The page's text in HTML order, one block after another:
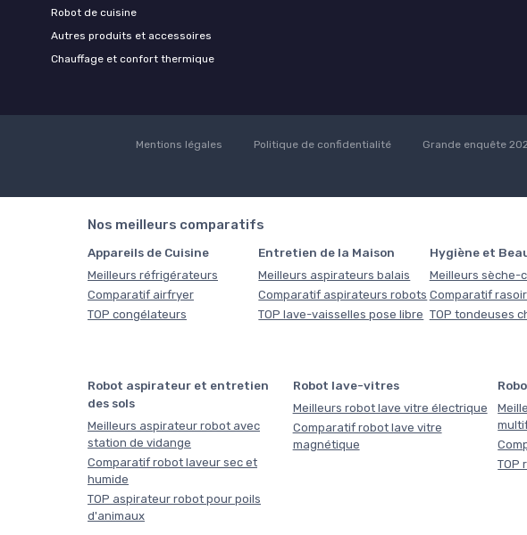
Robot de cuisine
Autres produits et accessoires
Chauffage et confort thermique
Mentions légales Politique de confidentialité Grande enquête
Nos meilleurs comparatifs
Appareils de Cuisine
Meilleurs réfrigérateurs
Comparatif airfryer
TOP congélateurs
Entretien de la Maison
Meilleurs aspirateurs balais
Comparatif aspirateurs robots
TOP lave-vaisselles pose libre
Hygiène et
Meilleurs sèche-
Comparatif
TOP tondeuses
Robot aspirateur et entretien
des sols
Meilleurs aspirateur robot avec
station de vidange
Comparatif robot laveur sec et
humide
TOP aspirateur robot pour poils
d'animaux
Robot lave-vitres
Meilleurs robot lave vitre électrique
Comparatif robot lave vitre
magnétique
TOP